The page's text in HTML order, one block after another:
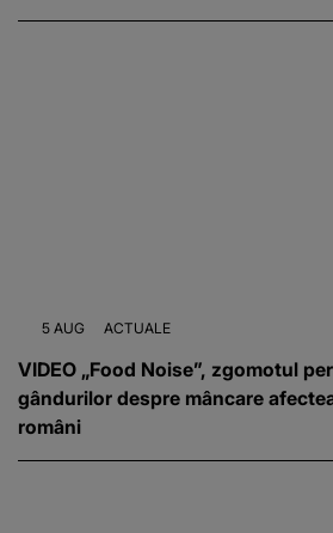
5 AUG ACTUALE
VIDEO „Food Noise”, zgomotul
gândurilor despre mâncare
români